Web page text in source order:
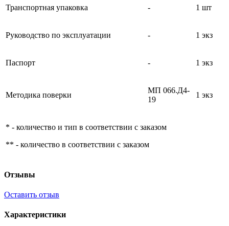
Транспортная упаковка - 1 шт
Руководство по эксплуатации - 1 экз
Паспорт - 1 экз
Методика поверки
МП 066.Д4-
19
1 экз
* - количество и тип в соответствии с заказом
** - количество в соответствии с заказом
Отзывы
Оставить отзыв
Характеристики